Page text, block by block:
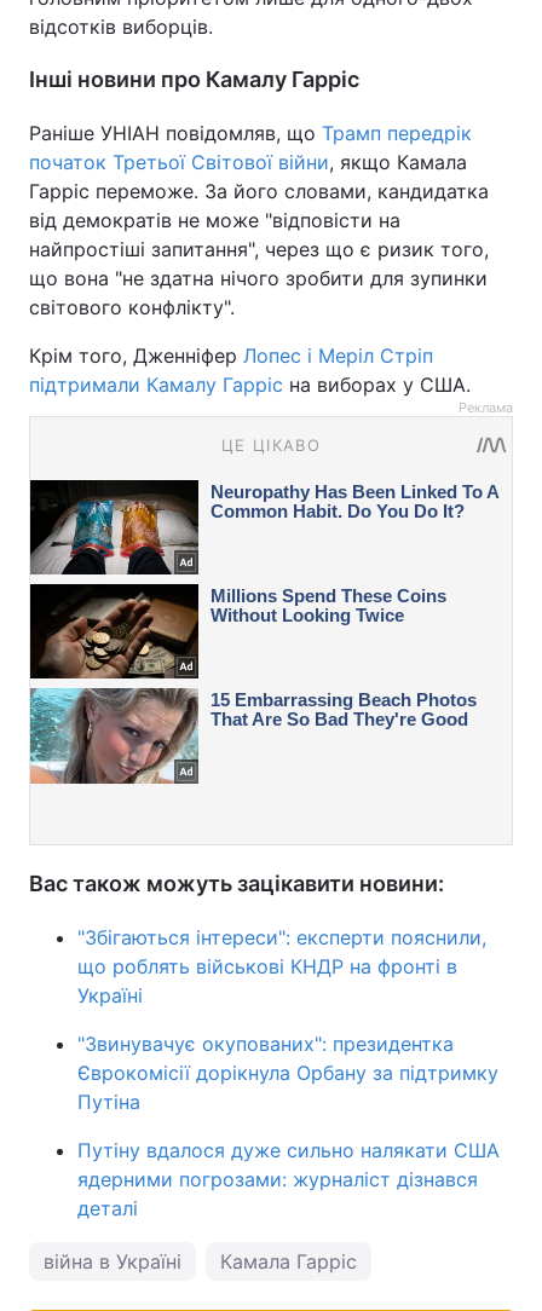
відсотків виборців.
Інші новини про Камалу Гарріс
Раніше УНІАН повідомляв, що Трамп передрік
початок Третьої Світової війни, якщо Камала
Гарріс переможе. За його словами, кандидатка
від демократів не може "відповісти на
найпростіші запитання", через що є ризик того,
що вона "не здатна нічого зробити для зупинки
світового конфлікту".
Крім того, Дженніфер Лопес і Меріл Стріп
підтримали Камалу Гарріс на виборах у США.
Реклама
Вас також можуть зацікавити новини:
"Збігаються інтереси": експерти пояснили,
що роблять військові КНДР на фронті в
Україні
"Звинувачує окупованих": президентка
Єврокомісії дорікнула Орбану за підтримку
Путіна
Путіну вдалося дуже сильно налякати США
ядерними погрозами: журналіст дізнався
деталі
війна в Україні Камала Гарріс